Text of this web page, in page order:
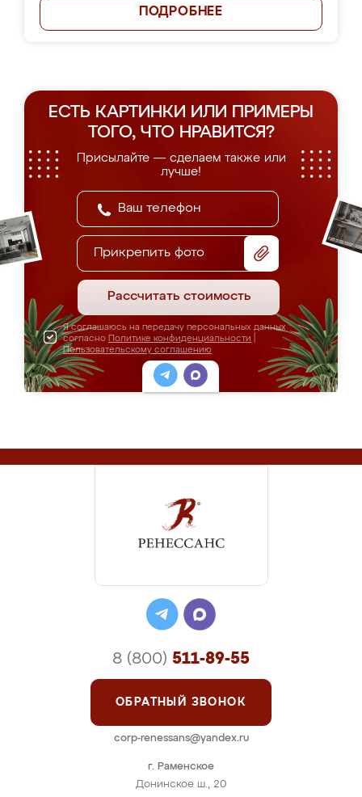
ПОДРОБНЕЕ
ЕСТЬ КАРТИНКИ ИЛИ ПРИМЕРЫ
ТОГО, ЧТО НРАВИТСЯ?
Присылайте — сделаем также или
лучше!
Прикрепить фото
Рассчитать стоимость
Я соглашаюсь на передачу персональных данных
согласно Политике конфиденциальности
Пользовательскому соглашению
г. Раменское
Донинское ш., 20
8 (800) 511-89-55
ОБРАТНЫЙ ЗВОНОК
corp-renessans@yandex.ru